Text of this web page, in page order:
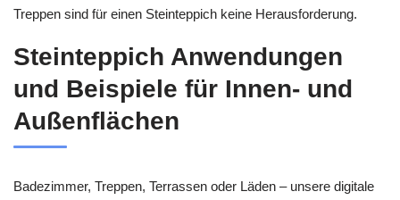
Treppen sind für einen Steinteppich keine Herausforderung.
Steinteppich Anwendungen
und Beispiele für Innen- und
Außenflächen
Badezimmer, Treppen, Terrassen oder Läden – unsere digitale